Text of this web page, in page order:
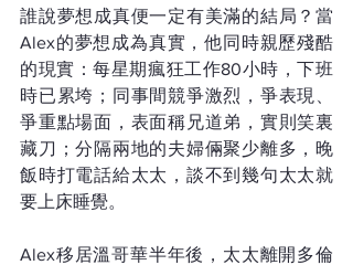
誰說夢想成真便一定有美滿的結局？當
Alex的夢想成為真實，他同時親歷殘酷
的現實：每星期瘋狂工作80小時，下班
時已累垮；同事間競爭激烈，爭表現、
爭重點場面，表面稱兄道弟，實則笑裏
藏刀；分隔兩地的夫婦倆聚少離多，晚
飯時打電話給太太，談不到幾句太太就
要上床睡覺。
Alex移居溫哥華半年後，太太離開多倫